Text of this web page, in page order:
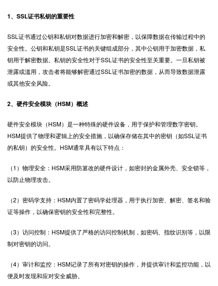
1、SSL证书私钥的重要性
SSL证书通过公钥和私钥对数据进行加密和解密，以保障数据在传输过程中的
安全性。公钥和私钥是SSL证书的关键组成部分，其中公钥用于加密数据，私
钥用于解密数据。私钥的安全性对于SSL证书的安全性至关重要。一旦私钥被
泄露或滥用，攻击者将能够解密通过SSL证书加密的数据，从而导致数据泄露
或其他安全风险。
2、硬件安全模块（HSM）概述
硬件安全模块（HSM）是一种特殊的硬件设备，用于保护和管理数字密钥。
HSM提供了物理和逻辑上的安全措施，以确保存储在其中的密钥（如SSL证书
的私钥）的安全性。HSM通常具有以下特点：
（1）物理安全：HSM采用防篡改的硬件设计，如密封的金属外壳、安全锁等，
以防止物理攻击。
（2）密码学支持：HSM内置了密码学处理器，用于执行加密、解密、签名和验
证等操作，以确保密钥的安全性和完整性。
（3）访问控制：HSM提供了严格的访问控制机制，如密码、指纹识别等，以限
制对密钥的访问。
（4）审计和监控：HSM记录了所有对密钥的操作，并提供审计和监控功能，以
便及时发现和应对安全威胁。